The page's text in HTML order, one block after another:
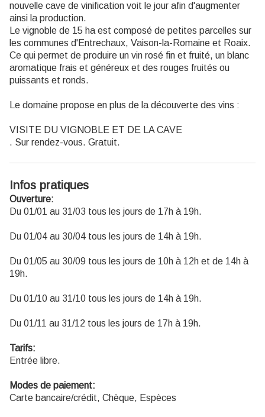
nouvelle cave de vinification voit le jour afin d'augmenter
ainsi la production.
Le vignoble de 15 ha est composé de petites parcelles sur
les communes d'Entrechaux, Vaison-la-Romaine et Roaix.
Ce qui permet de produire un vin rosé fin et fruité, un blanc
aromatique frais et généreux et des rouges fruités ou
puissants et ronds.
Le domaine propose en plus de la découverte des vins :
VISITE DU VIGNOBLE ET DE LA CAVE
. Sur rendez-vous. Gratuit.
Infos pratiques
Ouverture:
Du 01/01 au 31/03 tous les jours de 17h à 19h.
Du 01/04 au 30/04 tous les jours de 14h à 19h.
Du 01/05 au 30/09 tous les jours de 10h à 12h et de 14h à
19h.
Du 01/10 au 31/10 tous les jours de 14h à 19h.
Du 01/11 au 31/12 tous les jours de 17h à 19h.
Tarifs:
Entrée libre.
Modes de paiement:
Carte bancaire/crédit, Chèque, Espèces